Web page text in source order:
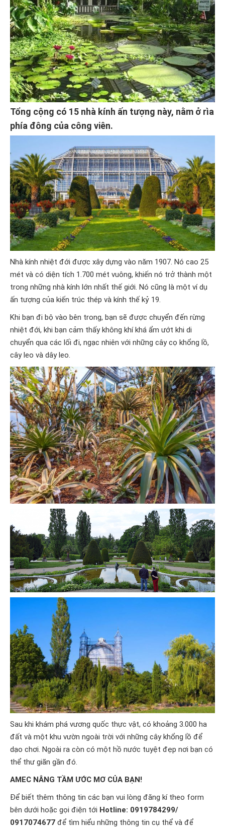
Tổng cộng có 15 nhà kính ấn tượng này, nằm ở rìa
phía đông của công viên.
Nhà kính nhiệt đới được xây dựng vào năm 1907. Nó cao 25 ​​
mét và có diện tích 1.700 mét vuông, khiến nó trở thành một
trong những nhà kính lớn nhất thế giới. Nó cũng là một ví dụ
ấn tượng của kiến ​​trúc thép và kính thế kỷ 19.
Khi bạn đi bộ vào bên trong, bạn sẽ được chuyển đến rừng
nhiệt đới, khi bạn cảm thấy không khí khá ẩm ướt khi di
chuyển qua các lối đi, ngạc nhiên với những cây cọ khổng lồ,
cây leo và dây leo.
Sau khi khám phá vương quốc thực vật, có khoảng 3.000 ha
đất và một khu vườn ngoài trời với những cây khổng lồ để
dạo chơi. Ngoài ra còn có một hồ nước tuyệt đẹp nơi bạn có
thể thư giãn gần đó.
AMEC NÂNG TẦM ƯỚC MƠ CỦA BẠN!
Để biết thêm thông tin các bạn vui lòng đăng kí theo form
bên dưới hoặc gọi điện tới Hotline: 0919784299/
0917074677 để tìm hiểu những thông tin cụ thể và để